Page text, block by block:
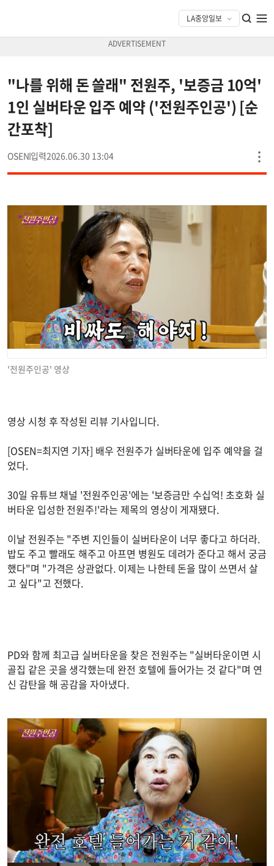
"나를 위해 돈 쓸래" 전원주, '보증금 10억'
1인 실버타운 입주 예약 ('전원주인공') [순
간포착]
OSEN 2026.06.30 13:04
'전원주인공' 영상
영상 시청 후 작성된 리뷰 기사입니다.
[OSEN=최지연 기자] 배우 전원주가 실버타운에 입주 예약을 걸
었다.
30일 유튜브 채널 '전원주인공'에는 '보증금만 수십억! 초호화 실
버타운 입성한 전원주!'라는 제목의 영상이 게재됐다.
이날 전원주는 "주변 지인들이 실버타운이 너무 좋다고 하더라.
밥도 주고 빨래도 해주고 아프면 병원도 데려가 준다고 해서 궁금
했다"며 "가격은 상관없다. 이제는 나한테 돈을 많이 쓰면서 살
고 싶다"고 전했다.
PD와 함께 최고급 실버타운을 찾은 전원주는 "실버타운이면 시
골집 같은 곳을 생각했는데 완전 호텔에 들어가는 것 같다"며 연
신 감탄을 해 공감을 자아냈다.